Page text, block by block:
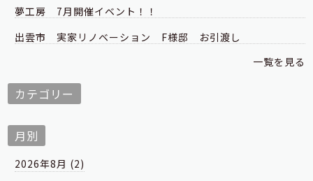
夢工房 7月開催イベント！！
出雲市 実家リノベーション F様邸 お引渡し
一覧を見る
カテゴリー
月別
2026年8月 (2)